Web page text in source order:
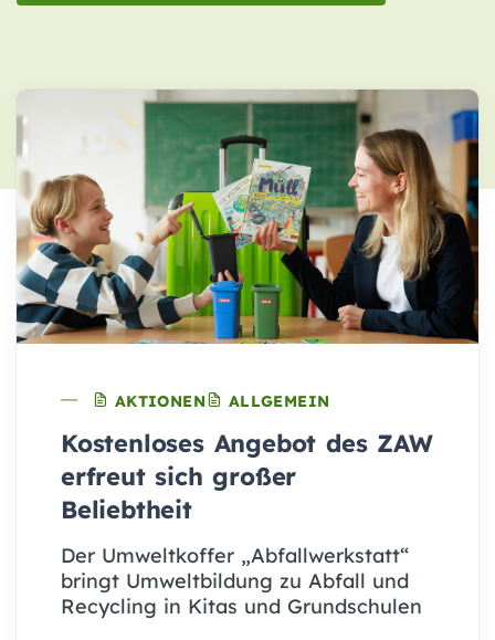
AKTIONEN ALLGEMEIN
Kostenloses Angebot des ZAW
erfreut sich großer
Beliebtheit
Der Umweltkoffer „Abfallwerkstatt“
bringt Umweltbildung zu Abfall und
Recycling in Kitas und Grundschulen